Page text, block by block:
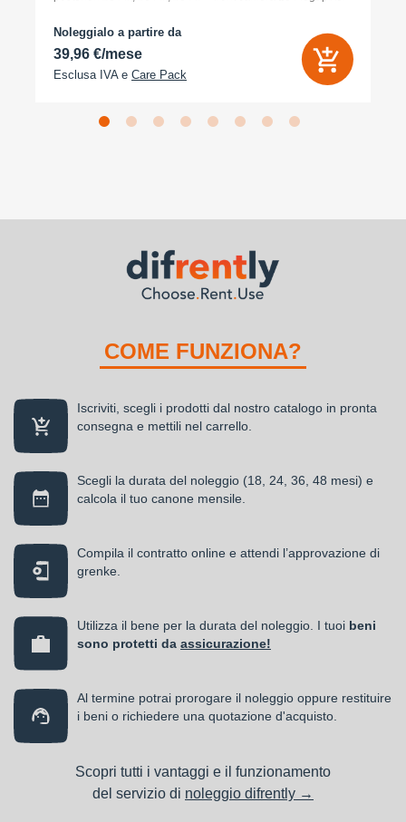
Noleggialo a partire da
39,96 €/mese
Esclusa IVA e Care Pack
COME FUNZIONA?
Iscriviti, scegli i prodotti dal nostro catalogo in pronta
consegna e mettili nel carrello.
Scegli la durata del noleggio (18, 24, 36, 48 mesi) e
calcola il tuo canone mensile.
Compila il contratto online e attendi l’approvazione di
grenke.
Utilizza il bene per la durata del noleggio. I tuoi beni
sono protetti da assicurazione!
Al termine potrai prorogare il noleggio oppure restituire
i beni o richiedere una quotazione d'acquisto.
Scopri tutti i vantaggi e il funzionamento
del servizio di noleggio difrently →